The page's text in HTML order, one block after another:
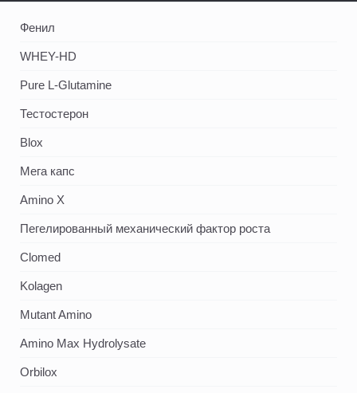
Фенил
WHEY-HD
Pure L-Glutamine
Тестостерон
Blox
Мега капс
Amino X
Пегелированный механический фактор роста
Clomed
Kolagen
Mutant Amino
Amino Max Hydrolysate
Orbilox